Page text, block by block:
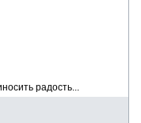
радость...